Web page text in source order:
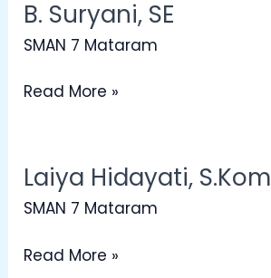
B. Suryani, SE
SMAN 7 Mataram
B.
Suryani,
Read More »
Laiya Hidayati, S.Kom
SMAN 7 Mataram
Laiya
Hidayati,
Read More »